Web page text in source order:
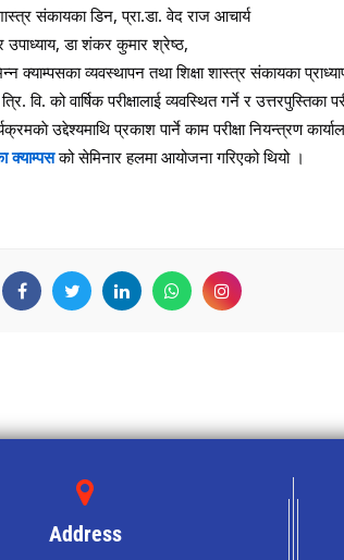
संकायका डिन, प्रा.डा. वेद राज आचार्य
उपाध्याय, डा शंकर कुमार श्रेष्ठ,
क्याम्पसका व्यवस्थापन तथा शिक्षा शास्त्र संकायका
वि. को वार्षिक परीक्षालाई व्यवस्थित गर्ने र उत्तरपुस्तिका
उद्देश्यमाथि प्रकाश पार्ने काम परीक्षा नियन्त्रण
क्याम्पसको सेमिनार हलमा आयोजना गरिएको थियो ।
Address